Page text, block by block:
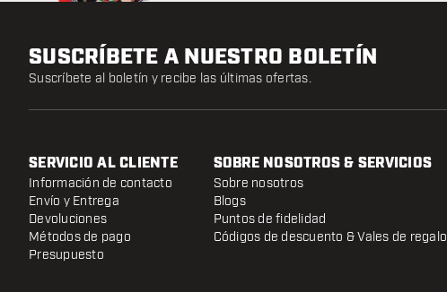
SUSCRÍBETE A NUESTRO BOLETÍN
Suscríbete al boletín y recibe las últimas ofertas.
SERVICIO AL CLIENTE
Información de contacto
Envío y Entrega
Devoluciones
Métodos de pago
Presupuesto
SOBRE NOSOTROS & SERVICIOS
Sobre nosotros
Blogs
Puntos de fidelidad
Códigos de descuento & Vales de regalo